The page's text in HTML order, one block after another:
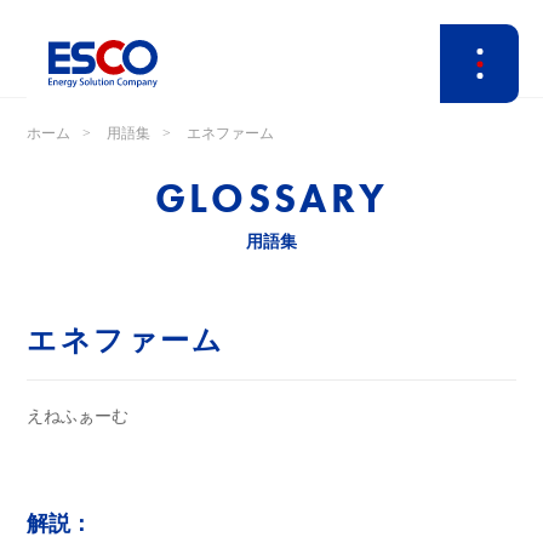
ホーム 用語集 エネファーム
GLOSSARY
用語集
エネファーム
えねふぁーむ
解説：